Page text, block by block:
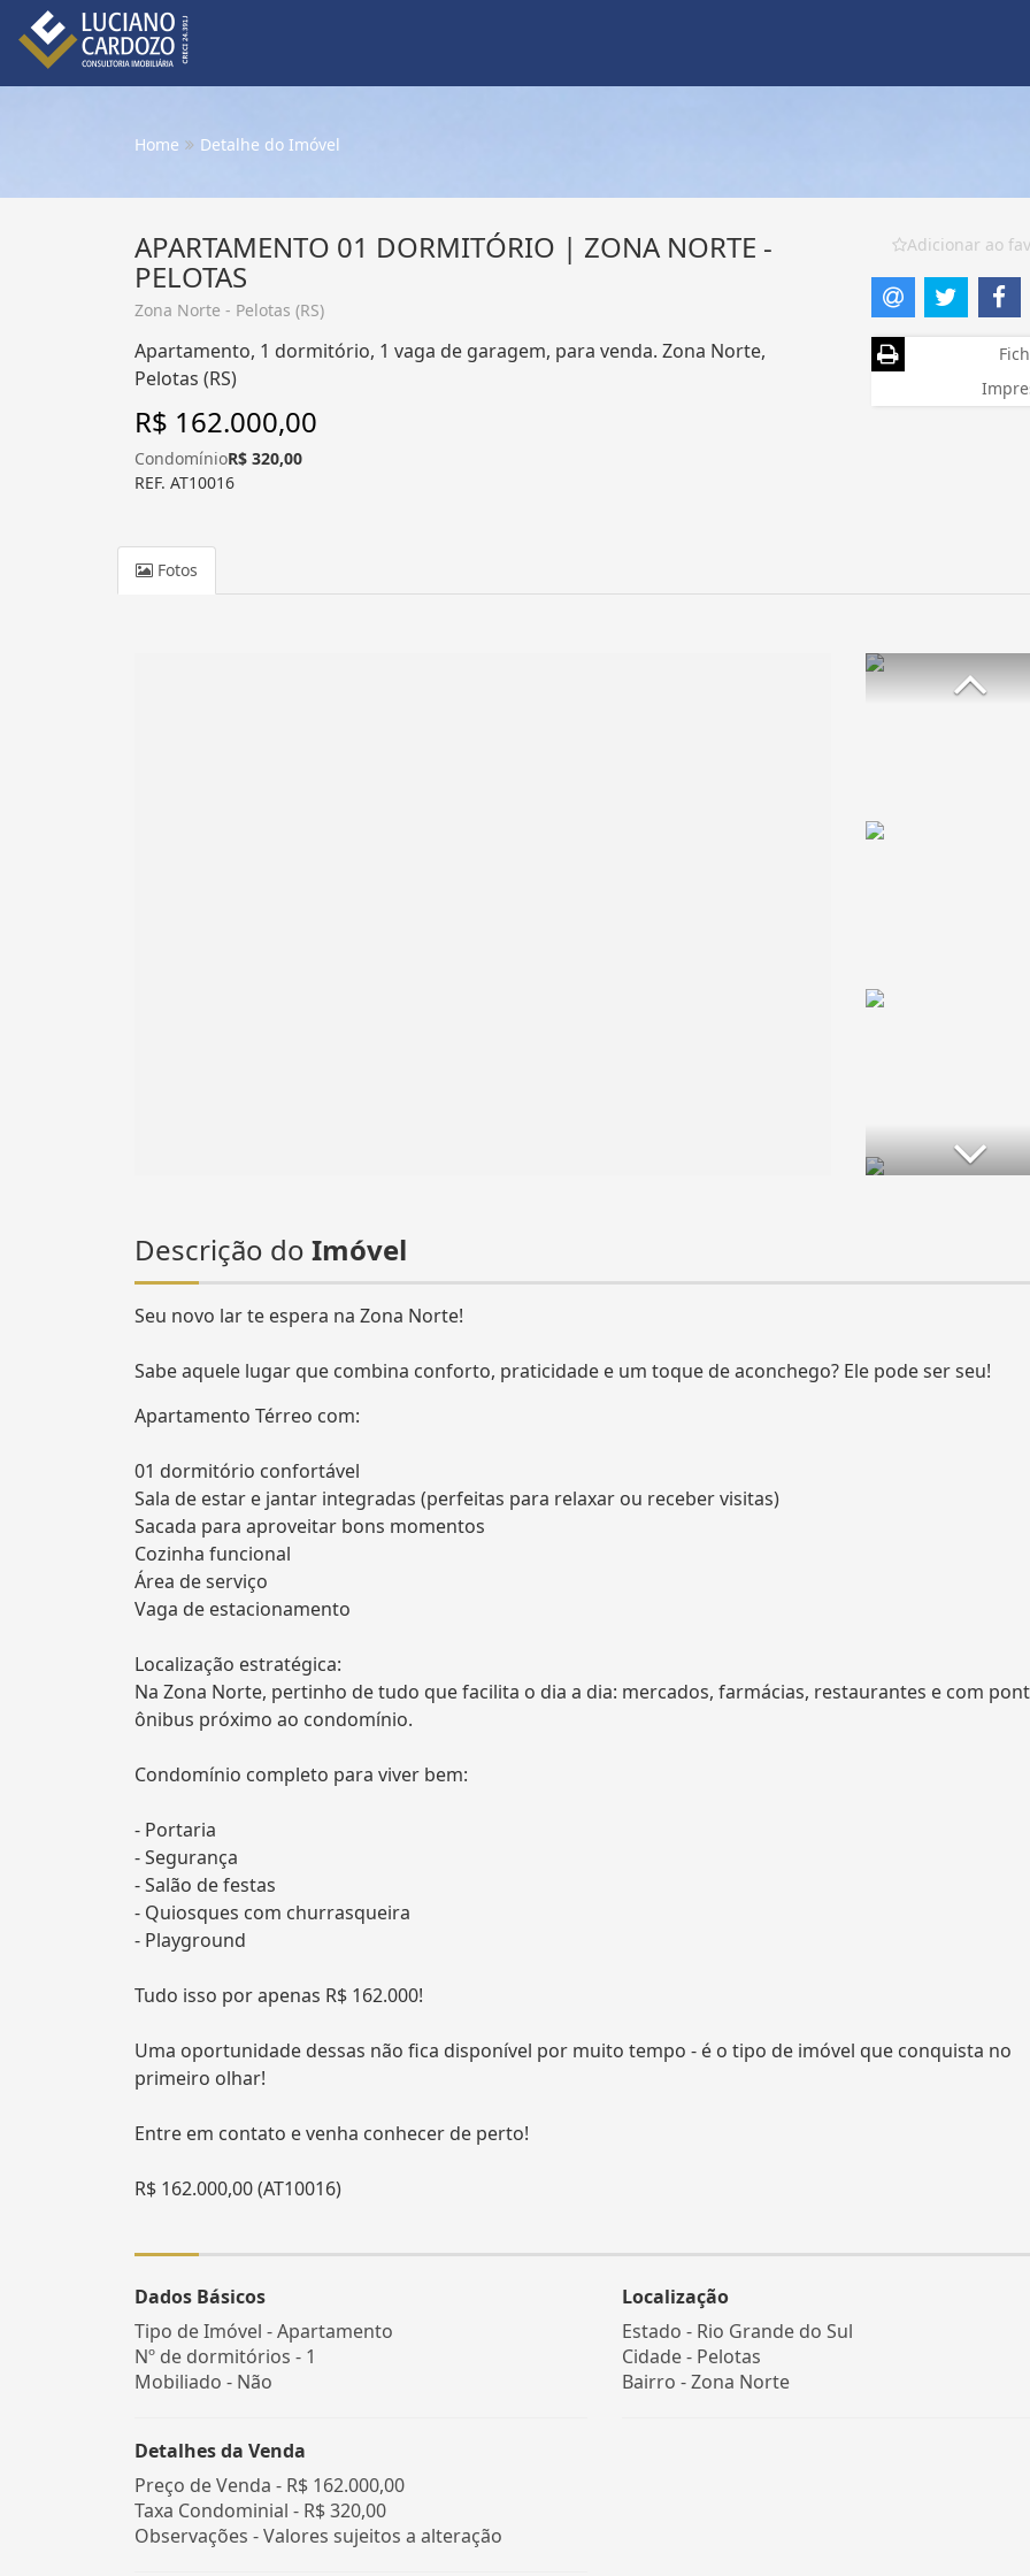
Home Detalhe do Imóvel
APARTAMENTO 01 DORMITÓRIO | ZONA NORTE -
PELOTAS
Zona Norte - Pelotas (RS)
Apartamento, 1 dormitório, 1 vaga de garagem, para venda. Zona Norte,
Pelotas (RS)
R$ 162.000,00
CondomínioR$ 320,00
REF. AT10016
Adicionar ao
Fotos
Descrição do Imóvel
Seu novo lar te espera na Zona Norte!
Sabe aquele lugar que combina conforto, praticidade e um toque de aconchego? Ele pode ser seu!
Apartamento Térreo com:
01 dormitório confortável
Sala de estar e jantar integradas (perfeitas para relaxar ou receber visitas)
Sacada para aproveitar bons momentos
Cozinha funcional
Área de serviço
Vaga de estacionamento
Localização estratégica:
Na Zona Norte, pertinho de tudo que facilita o dia a dia: mercados, farmácias, restaurantes e com
ônibus próximo ao condomínio.
Condomínio completo para viver bem:
- Portaria
- Segurança
- Salão de festas
- Quiosques com churrasqueira
- Playground
Tudo isso por apenas R$ 162.000!
Uma oportunidade dessas não fica disponível por muito tempo - é o tipo de imóvel que conquista no
primeiro olhar!
Entre em contato e venha conhecer de perto!
R$ 162.000,00 (AT10016)
Dados Básicos
Tipo de Imóvel - Apartamento
Nº de dormitórios - 1
Mobiliado - Não
Detalhes da Venda
Preço de Venda - R$ 162.000,00
Taxa Condominial - R$ 320,00
Observações - Valores sujeitos a alteração
Localização
Estado - Rio Grande do Sul
Cidade - Pelotas
Bairro -Zona Norte